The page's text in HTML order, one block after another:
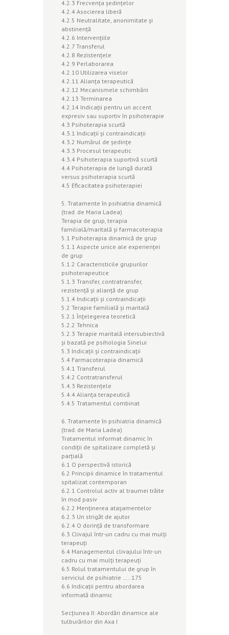
4.2.3 Frecvenţa şedinţelor
4.2.4 Asocierea liberă
4.2.5 Neutralitate, anonimitate şi
abstinenţă
4.2.6 Intervenţiile
4.2.7 Transferul
4.2.8 Rezistenţele
4.2.9 Perlaborarea
4.2.10 Utilizarea viselor
4.2.11 Alianţa terapeutică
4.2.12 Mecanismele schimbării
4.2.13 Terminarea
4.2.14 Indicaţii pentru un accent
expresiv sau suportiv în psihoterapie
4.3 Psihoterapia scurtă
4.3.1 Indicaţii şi contraindicaţii
4.3.2 Numărul de şedinţe
4.3.3 Procesul terapeutic
4.3.4 Psihoterapia suportivă scurtă
4.4 Psihoterapia de lungă durată
versus psihoterapia scurtă
4.5 Eficacitatea psihoterapiei
5. Tratamente în psihiatria dinamică
(trad. de Maria Ladea)
Terapia de grup, terapia
familială/maritală şi farmacoterapia
5.1 Psihoterapia dinamică de grup
5.1.1 Aspecte unice ale experienţei
de grup
5.1.2 Caracteristicile grupurilor
psihoterapeutice
5.1.3 Transfer, contratransfer,
rezistenţă şi alianţă de grup
5.1.4 Indicaţii şi contraindicaţii
5.2 Terapie familială şi maritală
5.2.1 Înţelegerea teoretică
5.2.2 Tehnica
5.2.3 Terapie maritală intersubiectivă
şi bazată pe psihologia Sinelui
5.3 Indicaţii şi contraindicaţii
5.4 Farmacoterapia dinamică
5.4.1 Transferul
5.4.2 Contratransferul
5.4.3 Rezistenţele
5.4.4 Alianţa terapeutică
5.4.5 Tratamentul combinat
6. Tratamente în psihiatria dinamică
(trad. de Maria Ladea)
Tratamentul informat dinamic în
condiţii de spitalizare completă şi
parţială
6.1 O perspectivă istorică
6.2 Principii dinamice în tratamentul
spitalizat contemporan
6.2.1 Controlul activ al traumei trăite
în mod pasiv
6.2.2 Menţinerea ataşamentelor
6.2.3 Un strigăt de ajutor
6.2.4 O dorinţă de transformare
6.3 Clivajul într-un cadru cu mai mulţi
terapeuţi
6.4 Managementul clivajului într-un
cadru cu mai mulţi terapeuţi
6.5 Rolul tratamentului de grup în
serviciul de psihiatrie …..175
6.6 Indicaţii pentru abordarea
informată dinamic
Secţiunea II: Abordări dinamice ale
tulburărilor din Axa I